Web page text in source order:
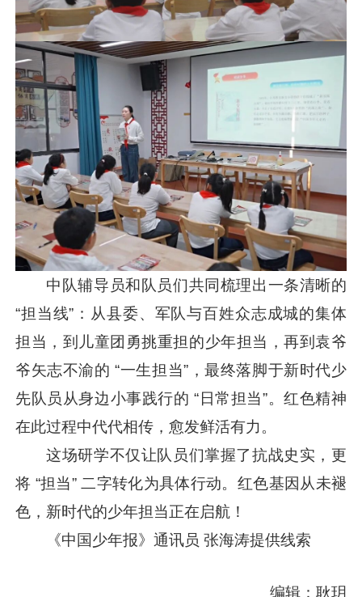
中队辅导员和队员们共同梳理出一条清晰的
“担当线”：从县委、军队与百姓众志成城的集体
担当，到儿童团勇挑重担的少年担当，再到袁爷
爷矢志不渝的 “一生担当”，最终落脚于新时代少
先队员从身边小事践行的 “日常担当”。红色精神
在此过程中代代相传，愈发鲜活有力。
这场研学不仅让队员们掌握了抗战史实，更
将 “担当” 二字转化为具体行动。红色基因从未褪
色，新时代的少年担当正在启航！
《中国少年报》通讯员 张海涛提供线索
编辑：耿玥